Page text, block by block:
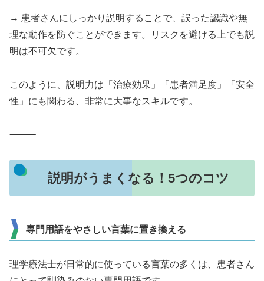
→ 患者さんにしっかり説明することで、誤った認識や無
理な動作を防ぐことができます。リスクを避ける上でも説
明は不可欠です。
このように、説明力は「治療効果」「患者満足度」「安全
性」にも関わる、非常に大事なスキルです。
⸻
説明がうまくなる！5つのコツ
専門用語をやさしい言葉に置き換える
理学療法士が日常的に使っている言葉の多くは、患者さん